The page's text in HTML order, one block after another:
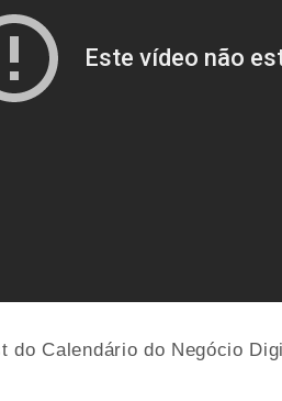
do Calendário do Negócio